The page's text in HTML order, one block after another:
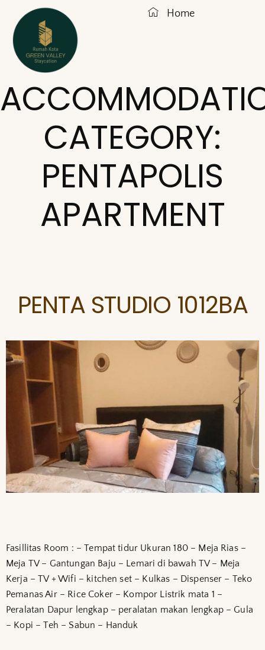
Home
CATEGORY:
PENTAPOLIS
APARTMENT
PENTA STUDIO 1012BA
Fasillitas Room : – Tempat tidur Ukuran 180 – Meja Rias –
Meja TV – Gantungan Baju – Lemari di bawah TV – Meja
Kerja – TV + Wifi – kitchen set – Kulkas – Dispenser – Teko
Pemanas Air – Rice Coker – Kompor Listrik mata 1 –
Peralatan Dapur lengkap – peralatan makan lengkap – Gula
– Kopi – Teh – Sabun – Handuk